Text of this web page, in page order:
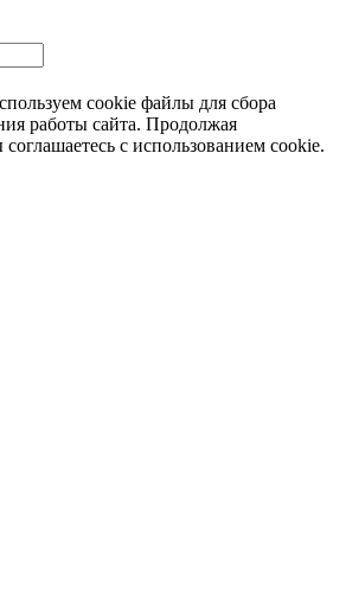
cookie файлы для сбора
работы сайта. Продолжая
соглашаетесь с использованием cookie.